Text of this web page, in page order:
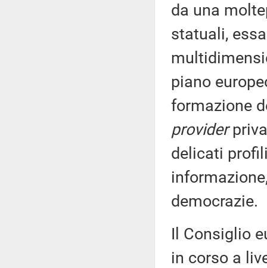
da una
statuali,
piano
formazione
provider
delicati
democrazie.
Il Consiglio
in corso a